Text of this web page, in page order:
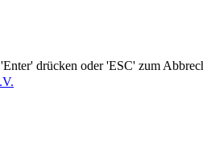
'Enter' drücken oder 'ESC' zum